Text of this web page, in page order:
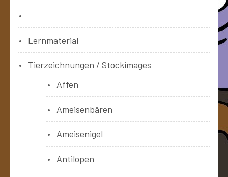
Lernmaterial
Tierzeichnungen / Stockimages
Affen
Ameisenbären
Ameisenigel
Antilopen